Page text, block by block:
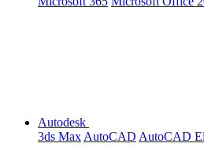
Autodesk
3ds Max AutoCAD AutoCAD